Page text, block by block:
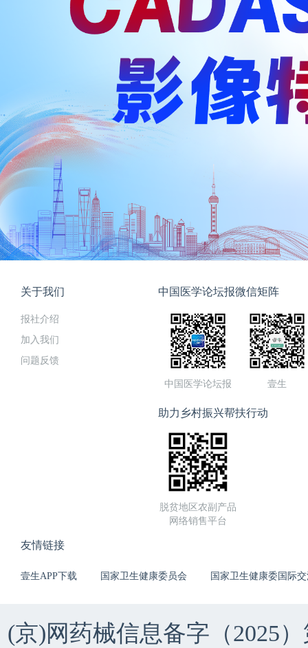
关于我们
报社介绍
加入我们
问题反馈
中国医学论坛报微信矩阵
中国医学论坛报 壹生
助力乡村振兴帮扶行动
脱贫地区农副产品
网络销售平台
友情链接
壹生APP下载 国家卫生健康委员会 国家卫生健康委国际
(京)网药械信息备字（2025